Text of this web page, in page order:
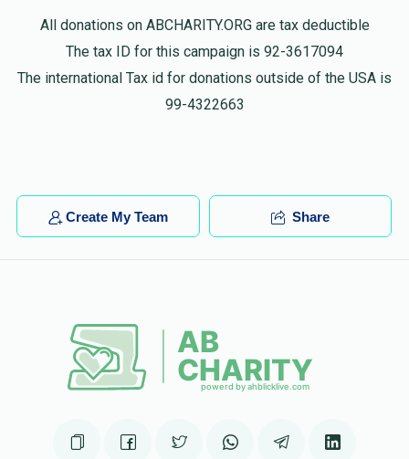
All donations on ABCHARITY.ORG are tax deductible
The tax ID for this campaign is 92-3617094
The international Tax id for donations outside of the USA is
99-4322663
Create My Team Share